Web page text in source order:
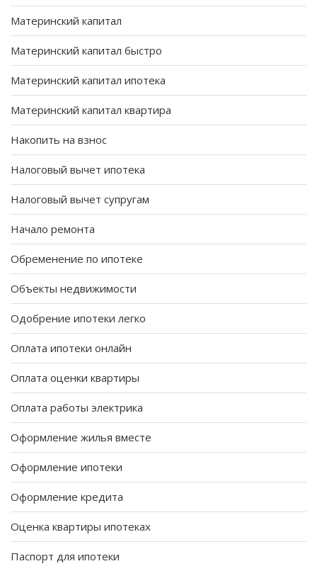
Материнский капитал
Материнский капитал быстро
Материнский капитал ипотека
Материнский капитал квартира
Накопить на взнос
Налоговый вычет ипотека
Налоговый вычет супругам
Начало ремонта
Обременение по ипотеке
Объекты недвижимости
Одобрение ипотеки легко
Оплата ипотеки онлайн
Оплата оценки квартиры
Оплата работы электрика
Оформление жилья вместе
Оформление ипотеки
Оформление кредита
Оценка квартиры ипотеках
Паспорт для ипотеки